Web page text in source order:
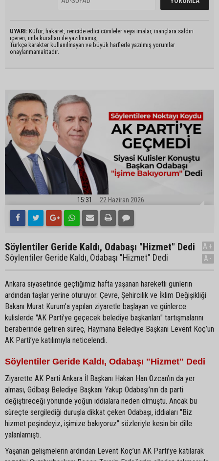
UYARI: Küfür, hakaret, rencide edici cümleler veya imalar, inançlara saldırı
içeren, imla kuralları ile yazılmamış,
Türkçe karakter kullanılmayan ve büyük harflerle yazılmış yorumlar
onaylanmamaktadır.
15:31 22 Haziran 2026
Söylentiler Geride Kaldı, Odabaşı "Hizmet" Dedi
Söylentiler Geride Kaldı, Odabaşı "Hizmet" Dedi
A+
A-
Ankara siyasetinde geçtiğimiz hafta yaşanan hareketli günlerin
ardından taşlar yerine oturuyor. Çevre, Şehircilik ve İklim Değişikliği
Bakanı Murat Kurum’a yapılan ziyaretle başlayan ve günlerce
kulislerde "AK Parti’ye geçecek belediye başkanları" tartışmalarını
beraberinde getiren süreç, Haymana Belediye Başkanı Levent Koç’un
AK Parti’ye katılımıyla neticelendi.
Söylentiler Geride Kaldı, Odabaşı "Hizmet" Dedi
Ziyarette AK Parti Ankara İl Başkanı Hakan Han Özcan’ın da yer
alması, Gölbaşı Belediye Başkanı Yakup Odabaşı’nın da parti
değiştireceği yönünde yoğun iddialara neden olmuştu. Ancak bu
süreçte sergilediği duruşla dikkat çeken Odabaşı, iddiaları "Biz
hizmet peşindeyiz, işimize bakıyoruz" sözleriyle kesin bir dille
yalanlamıştı.
Yaşanan gelişmelerin ardından Levent Koç’un AK Parti’ye katılarak